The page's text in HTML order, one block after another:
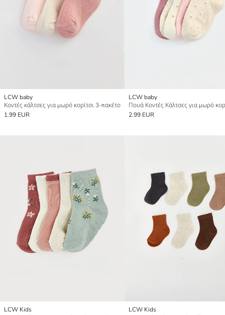
LCW baby
Κοντές κάλτσες για μωρό κορίτσι 3-πακέτο
1.99 EUR
LCW baby
2.99 EUR
LCW Kids
LCW Kids